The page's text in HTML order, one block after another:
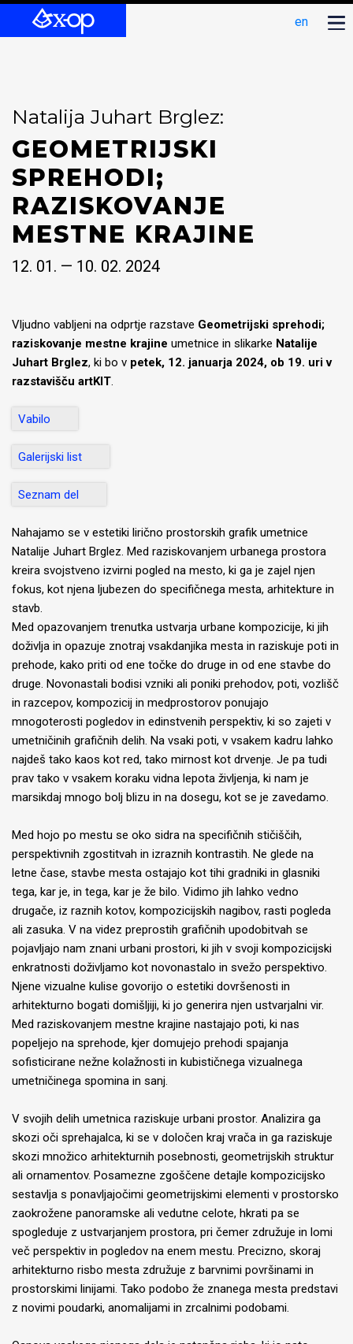
en
Natalija Juhart Brglez:
GEOMETRIJSKI
SPREHODI;
RAZISKOVANJE
MESTNE KRAJINE
12. 01. — 10. 02. 2024
Vljudno vabljeni na odprtje razstave Geometrijski sprehodi;
raziskovanje mestne krajine umetnice in slikarke Natalije
Juhart Brglez, ki bo v petek, 12. januarja 2024, ob 19. uri v
razstavišču artKIT.
Vabilo
Galerijski list
Seznam del
Nahajamo se v estetiki lirično prostorskih grafik umetnice
Natalije Juhart Brglez. Med raziskovanjem urbanega prostora
kreira svojstveno izvirni pogled na mesto, ki ga je zajel njen
fokus, kot njena ljubezen do specifičnega mesta, arhitekture in
stavb.
Med opazovanjem trenutka ustvarja urbane kompozicije, ki jih
doživlja in opazuje znotraj vsakdanjika mesta in raziskuje poti in
prehode, kako priti od ene točke do druge in od ene stavbe do
druge. Novonastali bodisi vzniki ali poniki prehodov, poti, vozlišč
in razcepov, kompozicij in medprostorov ponujajo
mnogoterosti pogledov in edinstvenih perspektiv, ki so zajeti v
umetničinih grafičnih delih. Na vsaki poti, v vsakem kadru lahko
najdeš tako kaos kot red, tako mirnost kot drvenje. Je pa tudi
prav tako v vsakem koraku vidna lepota življenja, ki nam je
marsikdaj mnogo bolj blizu in na dosegu, kot se je zavedamo.
Med hojo po mestu se oko sidra na specifičnih stičiščih,
perspektivnih zgostitvah in izraznih kontrastih. Ne glede na
letne čase, stavbe mesta ostajajo kot tihi gradniki in glasniki
tega, kar je, in tega, kar je že bilo. Vidimo jih lahko vedno
drugače, iz raznih kotov, kompozicijskih nagibov, rasti pogleda
ali zasuka. V na videz preprostih grafičnih upodobitvah se
pojavljajo nam znani urbani prostori, ki jih v svoji kompozicijski
enkratnosti doživljamo kot novonastalo in svežo perspektivo.
Njene vizualne kulise govorijo o estetiki dovršenosti in
arhitekturno bogati domišljiji, ki jo generira njen ustvarjalni vir.
Med raziskovanjem mestne krajine nastajajo poti, ki nas
popeljejo na sprehode, kjer domujejo prehodi spajanja
sofisticirane nežne kolažnosti in kubističnega vizualnega
umetničinega spomina in sanj.
V svojih delih umetnica raziskuje urbani prostor. Analizira ga
skozi oči sprehajalca, ki se v določen kraj vrača in ga raziskuje
skozi množico arhitekturnih posebnosti, geometrijskih struktur
ali ornamentov. Posamezne zgoščene detajle kompozicijsko
sestavlja s ponavljajočimi geometrijskimi elementi v prostorsko
zaokrožene panoramske ali vedutne celote, hkrati pa se
spogleduje z ustvarjanjem prostora, pri čemer združuje in lomi
več perspektiv in pogledov na enem mestu. Precizno, skoraj
arhitekturno risbo mesta združuje z barvnimi površinami in
prostorskimi linijami. Tako podobo že znanega mesta predstavi
z novimi poudarki, anomalijami in zrcalnimi podobami.